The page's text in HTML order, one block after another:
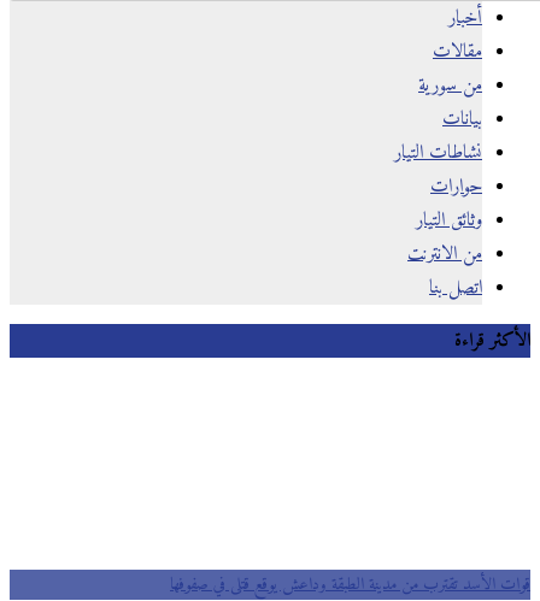
أخبار
مقالات
من سورية
بيانات
نشاطات التيار
حوارات
وثائق التيار
من الانترنت
اتصل بنا
قراءة
الأسد تقترب من مدينة الطبقة وداعش يوقع قتلى في صفوفها